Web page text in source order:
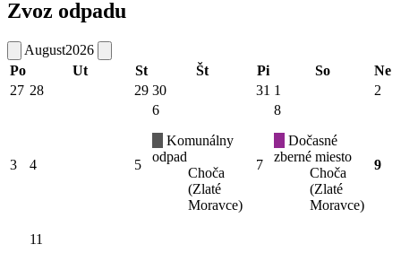
Zvoz odpadu
August2026
Po
Ut St Št Pi So
Ne
27 28 29 30 31 1 2
3 4 5
6
Komunálny
odpad
Choča
(Zlaté
Moravce)
7
8
Dočasné
zberné miesto
Choča
(Zlaté
Moravce)
9
11